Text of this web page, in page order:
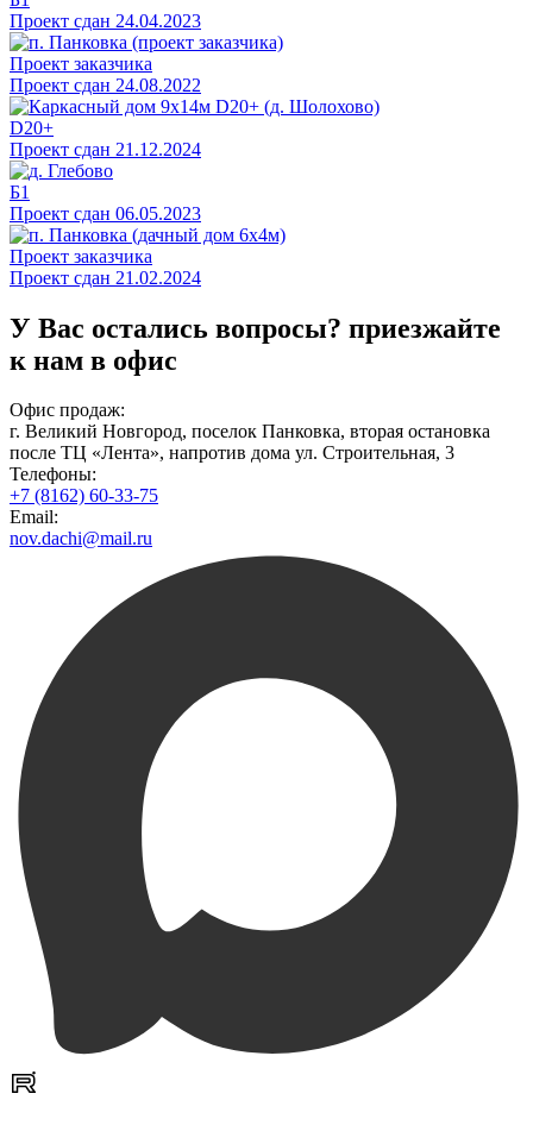
Проект сдан 24.04.2023
Проект заказчика
Проект сдан 24.08.2022
D20+
Проект сдан 21.12.2024
Б1
Проект сдан 06.05.2023
Проект заказчика
Проект сдан 21.02.2024
У Вас остались вопросы? приезжайте
к нам в офис
Офис продаж:
г. Великий Новгород, поселок Панковка, вторая остановка
после ТЦ «Лента», напротив дома ул. Строительная, 3
Телефоны:
+7 (8162) 60-33-75
Email:
nov.dachi@mail.ru